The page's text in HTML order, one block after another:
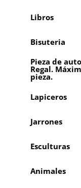
Libros
Bisuteria
Pieza de
Regal.
pieza.
Lapiceros
Jarrones
Esculturas
Animales